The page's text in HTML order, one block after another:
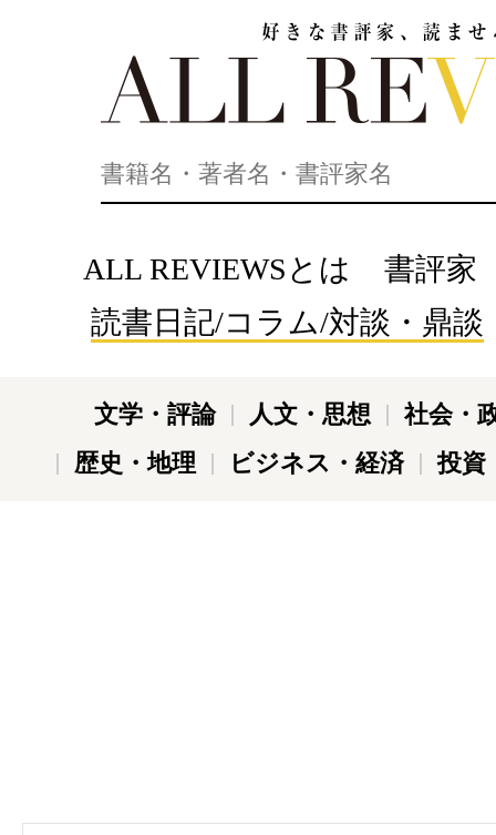
ALL REVIEWSとは
書評家
読書日記/コラム/対談・鼎談
文学・評論 人文・思想
社会・
歴史・地理
ビジネス・経済 投資